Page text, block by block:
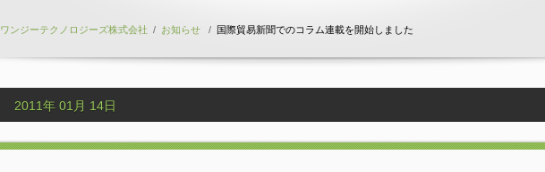
ワンジーテクノロジーズ株式会社 / お知らせ / 国際貿易新聞でのコラム連載を開始しました
2011年 01月 14日